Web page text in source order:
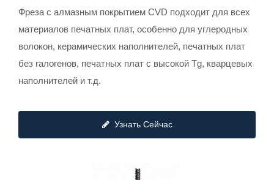
Фреза с алмазным покрытием CVD подходит для всех
материалов печатных плат, особенно для углеродных
волокон, керамических наполнителей, печатных плат
без галогенов, печатных плат с высокой Tg, кварцевых
наполнителей и т.д.
Узнать Сейчас